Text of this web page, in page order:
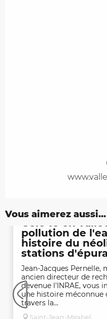
Vous aimerez aussi...
Célé'té en
pollution de
histoire du
stations
Jean-Jacques
ancien directeur de
devenue l'INRAE, vous
une histoire méconnue
travers la...
Saint-Jean-Mirabel